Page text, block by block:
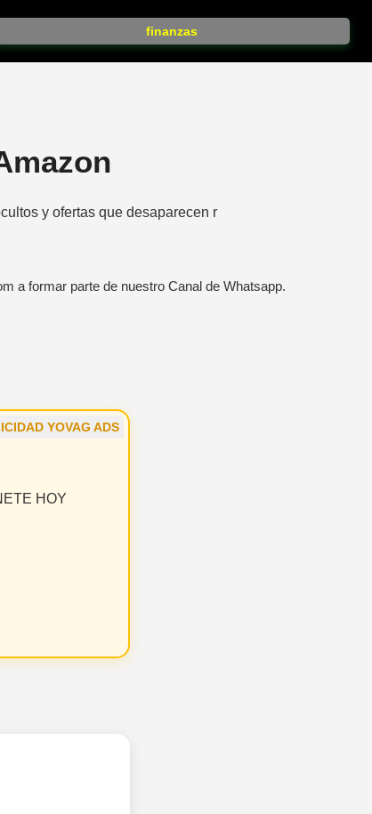
finanzas
y ofertas que desaparecen r
a formar parte de nuestro Canal de Whatsapp.
YOVAG ADS
HOY